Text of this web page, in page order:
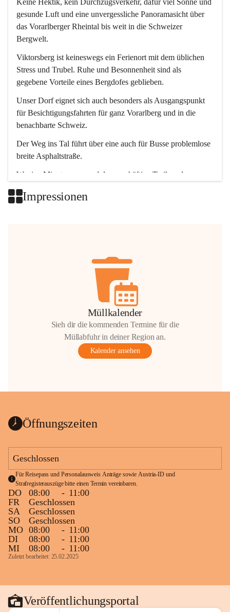
Keine Hektik, kein Durchzugsverkehr, dafür viel Sonne und
gesunde Luft und eine unvergessliche Panoramasicht über
das Vorarlberger Rheintal bis weit in die Schweizer
Bergwelt.
Viktorsberg ist keineswegs ein Ferienort mit dem üblichen
Stress und Trubel. Ruhe und Besonnenheit sind als
gegebene Vorteile eines Bergdofes geblieben.
Unser Dorf eignet sich auch besonders als Ausgangspunkt
für Besichtigungsfahrten für ganz Vorarlberg und in die
benachbarte Schweiz.
Der Weg ins Tal führt über eine auch für Busse problemlose
breite Asphaltstraße.
Wenige Minuten nur, und das geschäftige Treiben der
Impressionen
Müllkalender
Sieh dir die kommenden Termine für die
Müllabfuhr in deiner Region an.
Kalender ansehen
Öffnungszeiten
Geschlossen
Für Reisepass und Personalausweis Anträge sowie Austria-ID und
Strafregisterauszüge bitte einen Termin vereinbaren.
DO 08:00 - 11:00
FR
Geschlossen
SA
Geschlossen
SO
Geschlossen
MO 08:00 - 11:00
DI
08:00 - 11:00
MI
08:00 - 11:00
Zuletzt bearbeitet: 25.02.2025
Veröffentlichungsportal